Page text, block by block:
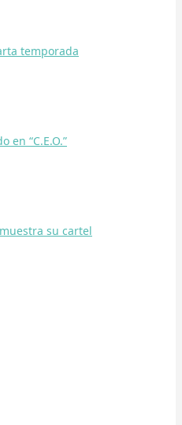
temporada
en “C.E.O.”
su cartel